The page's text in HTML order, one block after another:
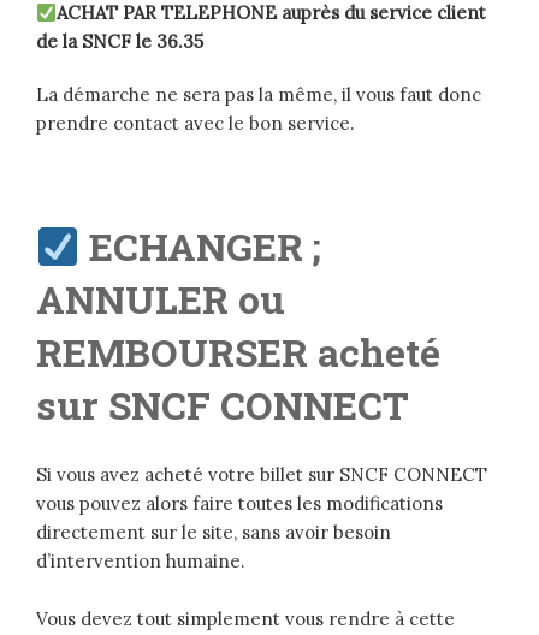
ACHAT PAR TELEPHONE auprès du service client
de la SNCF le 36.35
La démarche ne sera pas la même, il vous faut donc
prendre contact avec le bon service.
ECHANGER ;
ANNULER ou
REMBOURSER acheté
sur SNCF CONNECT
Si vous avez acheté votre billet sur SNCF CONNECT
vous pouvez alors faire toutes les modifications
directement sur le site, sans avoir besoin
d’intervention humaine.
Vous devez tout simplement vous rendre à cette